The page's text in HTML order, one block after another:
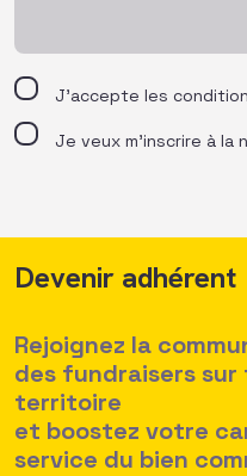
J’accepte les
Je veux m'inscrire à la
Devenir adhérent
Rejoignez la
des fundraisers
territoire
et boostez votre
service du bien